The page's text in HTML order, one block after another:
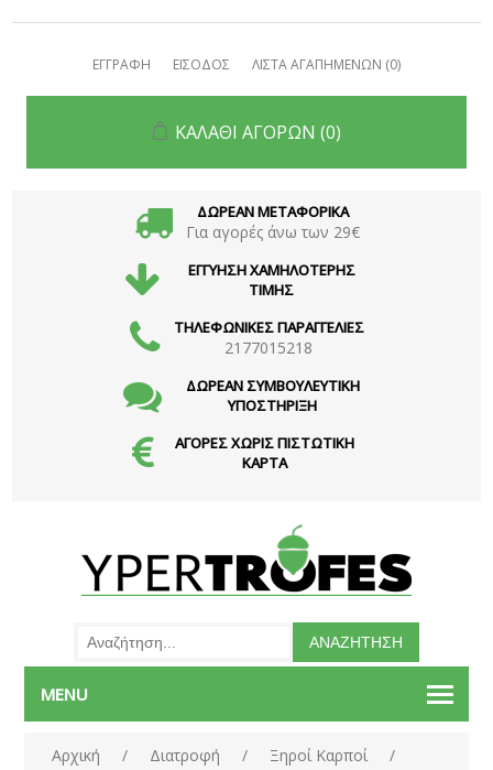
ΕΓΓΡΑΦΗ ΕΙΣΟΔΟΣ ΛΙΣΤΑ ΑΓΑΠΗΜΕΝΩΝ (0)
ΚΑΛΑΘΙ ΑΓΟΡΩΝ (0)
ΔΩΡΕΑΝ ΜΕΤΑΦΟΡΙΚΑ
Για αγορές άνω των 29€
ΕΓΓΥΗΣΗ ΧΑΜΗΛΟΤΕΡΗΣ
ΤΙΜΗΣ
ΤΗΛΕΦΩΝΙΚΕΣ ΠΑΡΑΓΓΕΛΙΕΣ
2177015218
ΔΩΡΕΑΝ ΣΥΜΒΟΥΛΕΥΤΙΚΗ
ΥΠΟΣΤΗΡΙΞΗ
ΑΓΟΡΕΣ ΧΩΡΙΣ ΠΙΣΤΩΤΙΚΗ
ΚΑΡΤΑ
MENU
Αρχική / Διατροφή / Ξηροί Καρποί
/